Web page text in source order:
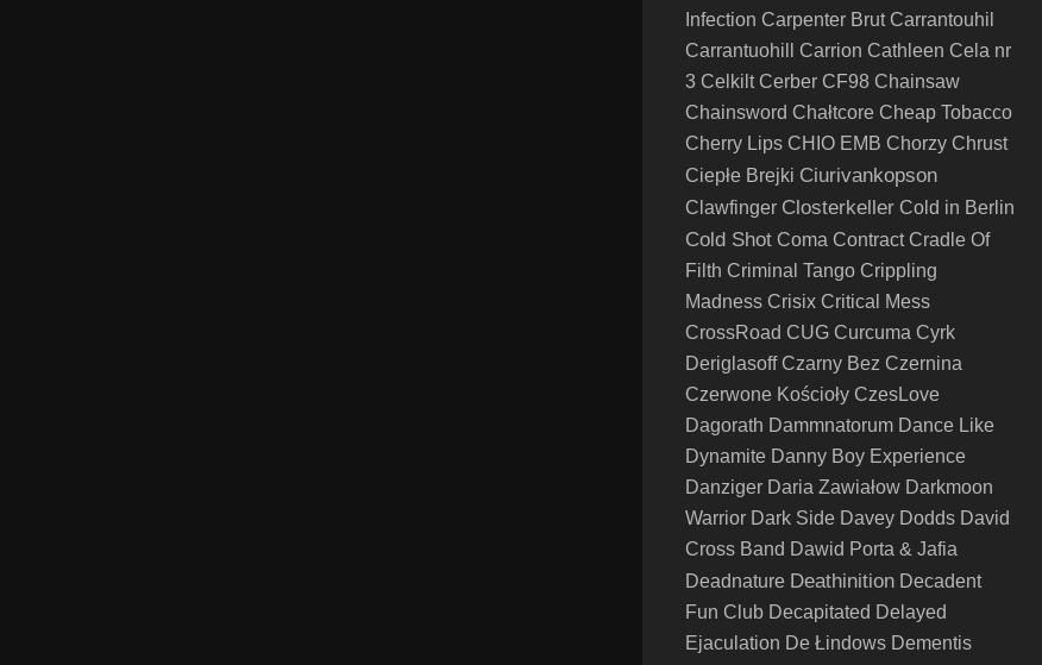
Infection Carpenter Brut Carrantouhil
Carrantuohill
Carrion Cathleen Cela nr
3 Celkilt Cerber CF98 Chainsaw
Chainsword Chałtcore Cheap Tobacco
Cherry Lips CHIO EMB Chorzy Chrust
Ciepłe Brejki Ciurivankopson
Clawfinger Closterkeller Cold in Berlin
Cold Shot Coma Contract Cradle Of
Filth Criminal Tango Crippling
Madness Crisix Critical Mess
CrossRoad CUG Curcuma Cyrk
Deriglasoff Czarny Bez Czernina
Czerwone Kościoły CzesLove
Dagorath Dammnatorum Dance Like
Dynamite Danny Boy Experience
Danziger Daria Zawiałow Darkmoon
Warrior Dark Side Davey Dodds David
Cross Band Dawid Porta & Jafia
Deadnature Deathinition Decadent
Fun Club Decapitated Delayed
Ejaculation De Łindows Dementis